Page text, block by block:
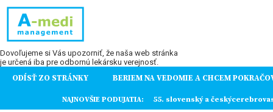
Dovoľujeme si Vás upozorniť, že naša web stránka
je určená iba pre odbornú lekársku verejnosť.
ODÍSŤ ZO STRÁNKY BERIEM NA VEDOMIE A CHCEM
NAJNOVŠIE PODUJATIA: 55. slovenský a